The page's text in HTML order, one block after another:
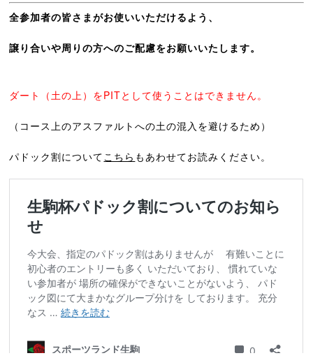
全参加者の皆さまがお使いいただけるよう、
譲り合いや周りの方へのご配慮をお願いいたします。
ダート（土の上）をPITとして使うことはできません。
（コース上のアスファルトへの土の混入を避けるため）
パドック割について こちら もあわせてお読みください。